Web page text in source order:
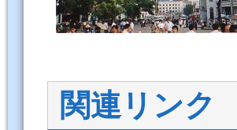
関連リンク